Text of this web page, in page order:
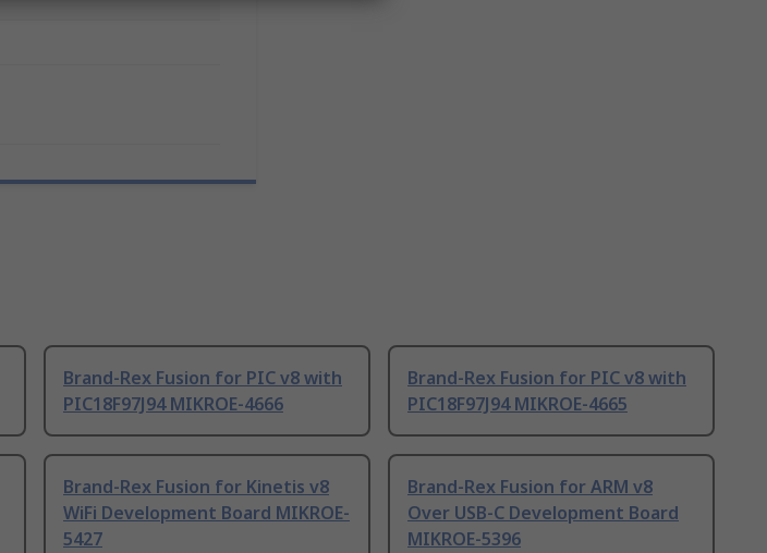
Brand-Rex Fusion for PIC v8 with
PIC18F97J94 MIKROE-4666
Brand-Rex Fusion for PIC v8 with
PIC18F97J94 MIKROE-4665
Brand-Rex Fusion for Kinetis v8
WiFi Development Board MIKROE-
5427
Brand-Rex Fusion for ARM v8
Over USB-C Development Board
MIKROE-5396